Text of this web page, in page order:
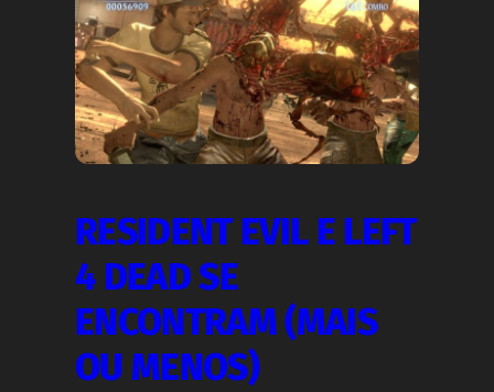
RESIDENT EVIL E LEFT
4 DEAD SE
ENCONTRAM (MAIS
OU MENOS)